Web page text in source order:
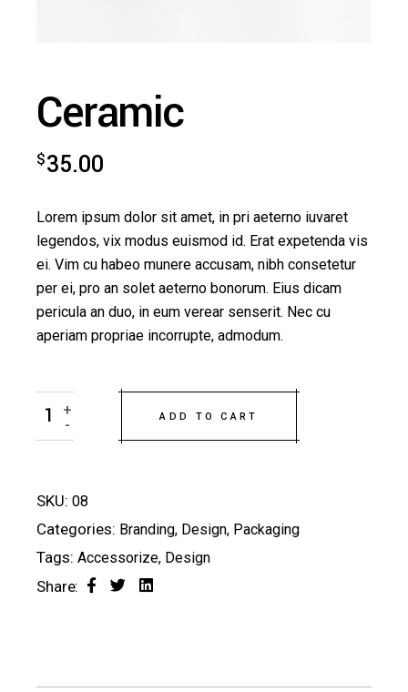
Ceramic
$35.00
Lorem ipsum dolor sit amet, in pri aeterno iuvaret
legendos, vix modus euismod id. Erat expetenda vis
ei. Vim cu habeo munere accusam, nibh consetetur
per ei, pro an solet aeterno bonorum. Eius dicam
pericula an duo, in eum verear senserit. Nec cu
aperiam propriae incorrupte, admodum.
Ceramic quantity
-
+ ADD TO CART
SKU: 08
Categories: Branding, Design, Packaging
Tags: Accessorize, Design
Share: